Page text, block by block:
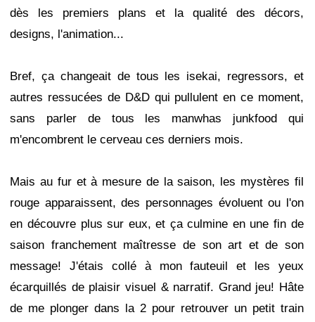
dès les premiers plans et la qualité des décors,
designs, l'animation...
Bref, ça changeait de tous les isekai, regressors, et
autres ressucées de D&D qui pullulent en ce moment,
sans parler de tous les manwhas junkfood qui
m'encombrent le cerveau ces derniers mois.
Mais au fur et à mesure de la saison, les mystères fil
rouge apparaissent, des personnages évoluent ou l'on
en découvre plus sur eux, et ça culmine en une fin de
saison franchement maîtresse de son art et de son
message! J'étais collé à mon fauteuil et les yeux
écarquillés de plaisir visuel & narratif. Grand jeu! Hâte
de me plonger dans la 2 pour retrouver un petit train